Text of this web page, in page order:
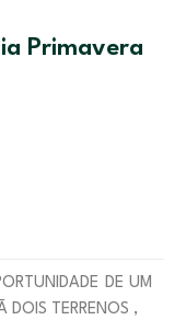
Primavera
DE UM
DOIS TERRENOS ,